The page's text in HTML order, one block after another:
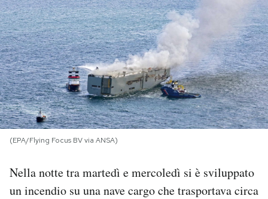
PODCAST
NEWSLETTER
I MIEI PREFERITI
SHOP
(EPA/Flying Focus BV via ANSA)
Nella notte tra martedì e mercoledì si è sviluppato
un incendio su una nave cargo che trasportava circa